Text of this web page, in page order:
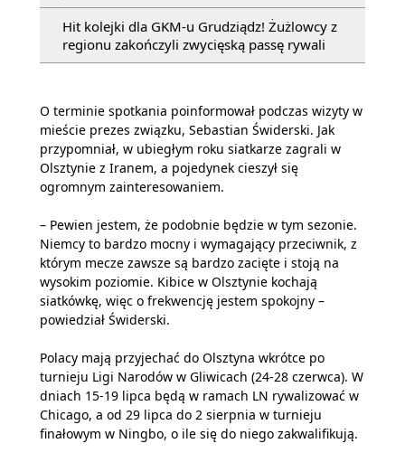
Hit kolejki dla GKM-u Grudziądz! Żużlowcy z
regionu zakończyli zwycięską passę rywali
O terminie spotkania poinformował podczas wizyty w
mieście prezes związku, Sebastian Świderski. Jak
przypomniał, w ubiegłym roku siatkarze zagrali w
Olsztynie z Iranem, a pojedynek cieszył się
ogromnym zainteresowaniem.
– Pewien jestem, że podobnie będzie w tym sezonie.
Niemcy to bardzo mocny i wymagający przeciwnik, z
którym mecze zawsze są bardzo zacięte i stoją na
wysokim poziomie. Kibice w Olsztynie kochają
siatkówkę, więc o frekwencję jestem spokojny –
powiedział Świderski.
Polacy mają przyjechać do Olsztyna wkrótce po
turnieju Ligi Narodów w Gliwicach (24-28 czerwca). W
dniach 15-19 lipca będą w ramach LN rywalizować w
Chicago, a od 29 lipca do 2 sierpnia w turnieju
finałowym w Ningbo, o ile się do niego zakwalifikują.